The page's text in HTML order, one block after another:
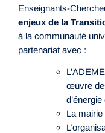
Enseignants-
enjeux de la
à la communauté
partenariat avec :
œuvre
La